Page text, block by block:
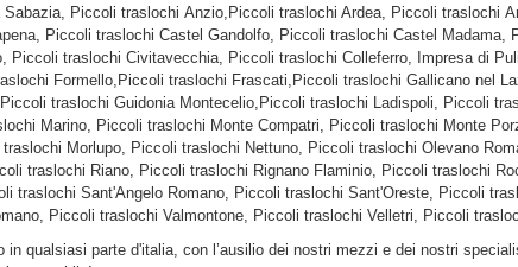
Piccoli traslochi Anzio,Piccoli traslochi Ardea, Piccoli traslochi
Piccoli traslochi Castel Gandolfo, Piccoli traslochi Castel
traslochi Civitavecchia, Piccoli traslochi Colleferro, Impresa di
Formello,Piccoli traslochi Frascati,Piccoli traslochi Gallicano nel
traslochi Guidonia Montecelio,Piccoli traslochi Ladispoli, Piccoli
Marino, Piccoli traslochi Monte Compatri, Piccoli traslochi Monte
Morlupo, Piccoli traslochi Nettuno, Piccoli traslochi Olevano
traslochi Riano, Piccoli traslochi Rignano Flaminio, Piccoli traslochi
traslochi Sant'Angelo Romano, Piccoli traslochi Sant'Oreste, Piccoli
Piccoli traslochi Valmontone, Piccoli traslochi Velletri, Piccoli
qualsiasi parte d'italia, con l’ausilio dei nostri mezzi e dei nostri